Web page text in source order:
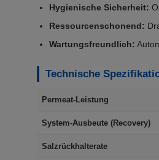
Hygienische Sicherheit:
Ressourcenschonend:
Wartungsfreundlich:
Technische
Permeat-Leistung
System-Ausbeute (Recovery)
Salzrückhalterate